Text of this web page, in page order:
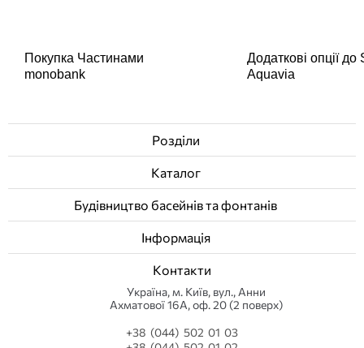
Покупка Частинами
monobank
Додаткові опції
Aquavia
Розділи
Каталог
Будівництво басейнів та фонтанів
Інформація
Контакти
Українa, м. Київ, вул., Анни
Ахматової 16А, оф. 20 (2 поверх)
+38 (044) 502 01 03